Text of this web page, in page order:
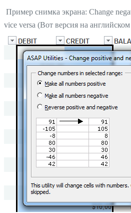
Пример снимка экрана: Change
vice versa (Вот версия на